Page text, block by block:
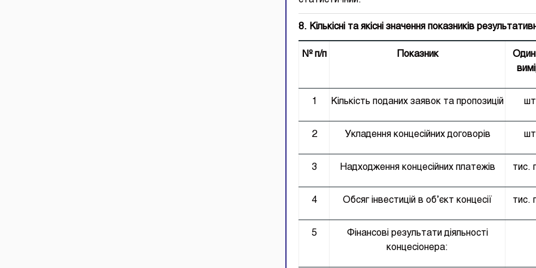
8. Кількісні та якісні значення показників
№ п/п Показник
1 Кількість поданих заявок та пропозицій
2 Укладення концесійних договорів
3 Надходження концесійних платежів тис.
4 Обсяг інвестицій в об’єкт концесії тис.
5
Фінансові результати діяльності
концесіонера: